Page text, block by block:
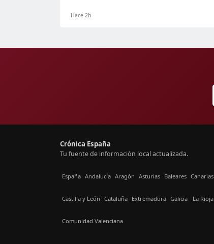
Hace 2h
Crónica España
Tu fuente de información local actualizada.
España Andalucía Aragón Asturias Baleares Canarias
Castilla y León Cataluña Extremadura Galicia La Rioja
Comunidad Valenciana